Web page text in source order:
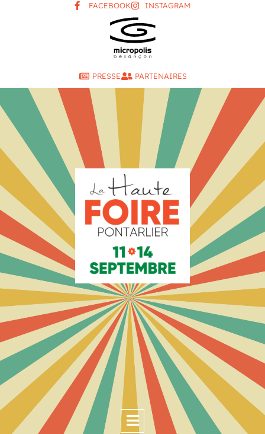
FACEBOOK INSTAGRAM
PRESSE PARTENAIRES